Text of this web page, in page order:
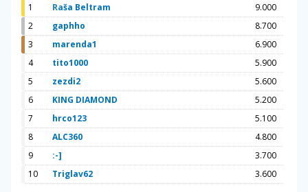
1 Raša Beltram
9.000
2
gaphho
8.700
3
marenda1
6.900
4
tito1000
5.900
5
zezdi2
5.600
6
KING DIAMOND
5.200
7
hrco123
5.100
8
ALC360
4.800
9
:-]
3.700
10
Triglav62 3.600